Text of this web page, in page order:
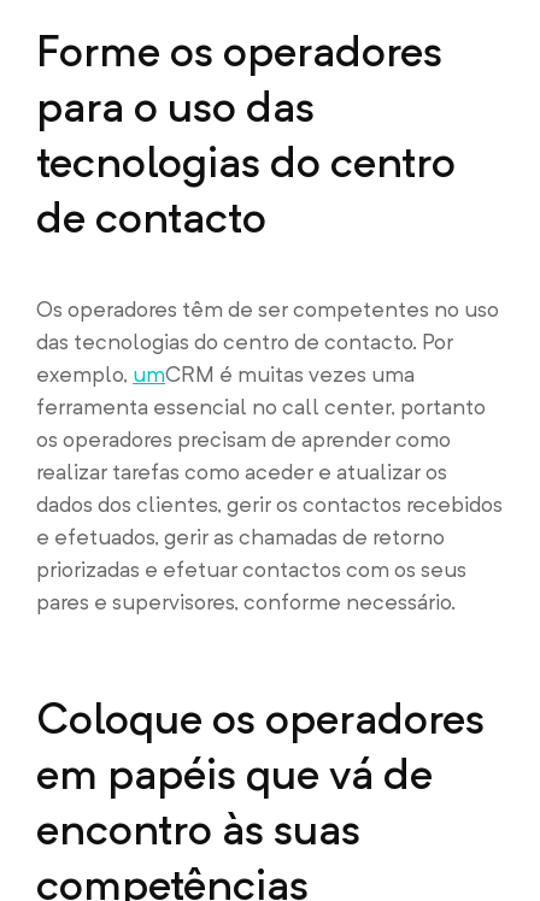
Forme os operadores
para o uso das
tecnologias do centro
de contacto
Os operadores têm de ser competentes no uso
das tecnologias do centro de contacto. Por
exemplo, umCRM é muitas vezes uma
ferramenta essencial no call center, portanto
os operadores precisam de aprender como
realizar tarefas como aceder e atualizar os
dados dos clientes, gerir os contactos recebidos
e efetuados, gerir as chamadas de retorno
priorizadas e efetuar contactos com os seus
pares e supervisores, conforme necessário.
Coloque os operadores
em papéis que vá de
encontro às suas
competências